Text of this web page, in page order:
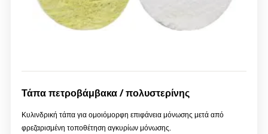
Τάπα πετροβάμβακα / πολυστερίνης
Κυλινδρική τάπα για ομοιόμορφη επιφάνεια μόνωσης μετά από
φρεζαρισμένη τοποθέτηση αγκυρίων μόνωσης.